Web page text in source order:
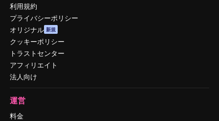
利用規約
プライバシーポリシー
オリジナル 新規
クッキーポリシー
トラストセンター
アフィリエイト
法人向け
運営
料金